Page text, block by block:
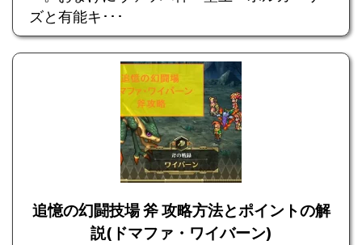
ズと有能キ･･･
追憶の幻闘技場 斧 攻略方法とポイントの解
説(ドマファ・ワイバーン)